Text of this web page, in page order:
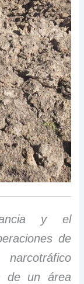
y el
de
de un área